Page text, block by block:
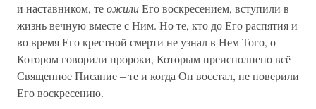
и наставником, теожилиЕго воскресением, вступили в
жизнь вечную вместе с Ним. Но те, кто до Его распятия и
во время Его крестной смерти не узнал в Нем Того, о
Котором говорили пророки, Которым преисполнено всё
Священное Писание – те и когда Он восстал, не поверили
Его воскресению.